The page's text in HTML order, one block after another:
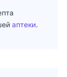
аптеки.